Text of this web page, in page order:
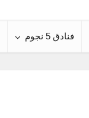
فنادق 5 نجوم